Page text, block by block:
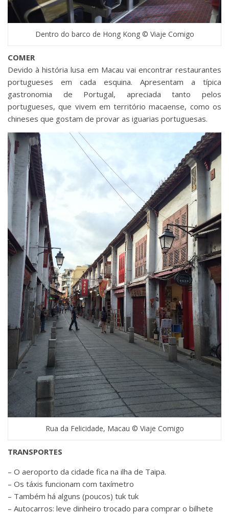
Dentro do barco de Hong Kong © Viaje Comigo
COMER
Devido à história lusa em Macau vai encontrar restaurantes
portugueses em cada esquina. Apresentam a típica
gastronomia de Portugal, apreciada tanto pelos
portugueses, que vivem em território macaense, como os
chineses que gostam de provar as iguarias portuguesas.
Rua da Felicidade, Macau © Viaje Comigo
TRANSPORTES
– O aeroporto da cidade fica na ilha de Taipa.
– Os táxis funcionam com taxímetro
– Também há alguns (poucos) tuk tuk
– Autocarros: leve dinheiro trocado para comprar o bilhete